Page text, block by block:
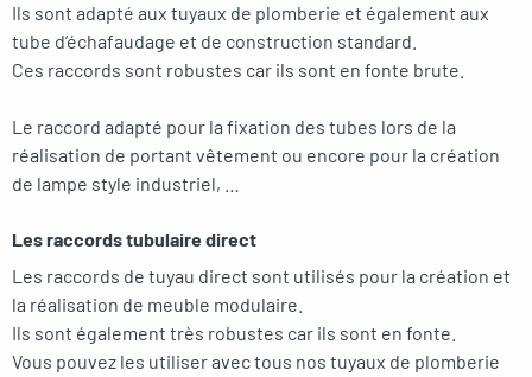
Ils sont adapté aux tuyaux de plomberie et également aux
tube d’échafaudage et de construction standard.
Ces raccords sont robustes car ils sont en fonte brute.
Le raccord adapté pour la fixation des tubes lors de la
réalisation de portant vêtement ou encore pour la création
de lampe style industriel, …
Les raccords tubulaire direct
Les raccords de tuyau direct sont utilisés pour la création et
la réalisation de meuble modulaire.
Ils sont également très robustes car ils sont en fonte.
Vous pouvez les utiliser avec tous nos tuyaux de plomberie